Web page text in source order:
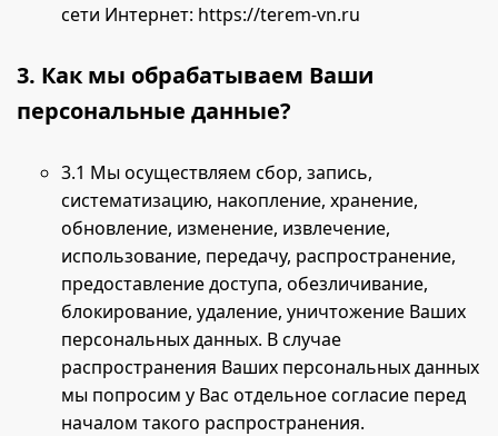
сети Интернет: https://terem-vn.ru
3. Как мы обрабатываем Ваши
персональные данные?
3.1 Мы осуществляем сбор, запись,
систематизацию, накопление, хранение,
обновление, изменение, извлечение,
использование, передачу, распространение,
предоставление доступа, обезличивание,
блокирование, удаление, уничтожение Ваших
персональных данных. В случае
распространения Ваших персональных данных
мы попросим у Вас отдельное согласие перед
началом такого распространения.